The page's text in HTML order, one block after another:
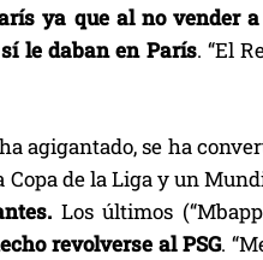
ya que al no vender
le daban en París. “El
agigantado, se ha
Copa de la Liga y un
Los últimos
revolverse al PSG.